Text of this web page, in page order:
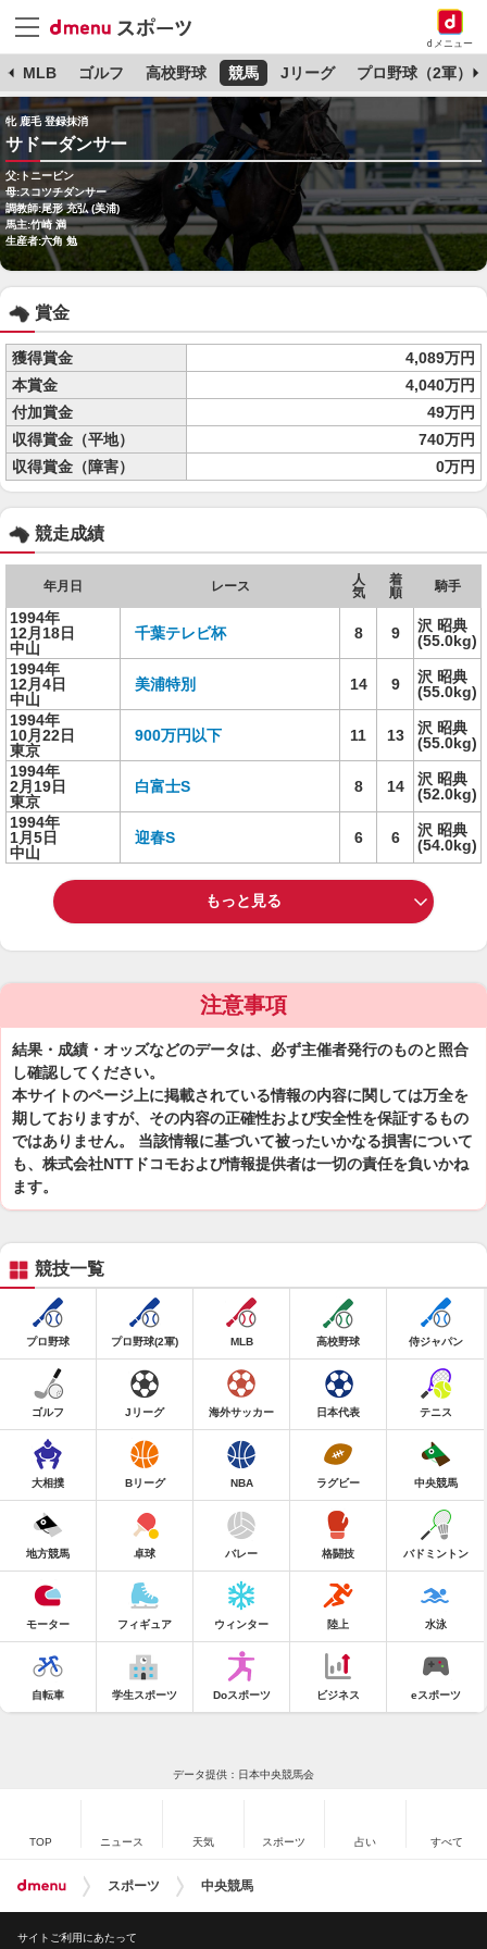
dメニュー
MLB ゴルフ 高校野球 競馬 Jリーグ プロ野球（2軍）
牝 鹿毛 登録抹消
サドーダンサー
父:トニービン
母:スコツチダンサー
調教師:尾形 充弘 (美浦)
馬主:竹崎 満
生産者:六角 勉
賞金
獲得賞金
4,089万円
本賞金
4,040万円
付加賞金
49万円
収得賞金（平地）
740万円
収得賞金（障害）
0万円
競走成績
年月日 レース
人
気
着
順
騎手
1994年
12月18日
中山
千葉テレビ杯 8 9
沢 昭典
(55.0kg)
1994年
12月4日
中山
美浦特別 14 9
沢 昭典
(55.0kg)
1994年
10月22日
東京
900万円以下 11 13
沢 昭典
(55.0kg)
1994年
2月19日
東京
白富士S 8 14
沢 昭典
(52.0kg)
1994年
1月5日
中山
迎春S 6 6
沢 昭典
(54.0kg)
もっと見る
注意事項
結果・成績・オッズなどのデータは、必ず主催者発行のものと照合
し確認してください。
本サイトのページ上に掲載されている情報の内容に関しては万全を
期しておりますが、その内容の正確性および安全性を保証するもの
ではありません。 当該情報に基づいて被ったいかなる損害について
も、株式会社NTTドコモおよび情報提供者は一切の責任を負いかね
ます。
競技一覧
プロ野球 プロ野球(2軍) MLB 高校野球 侍ジャパン
ゴルフ Jリーグ 海外サッカー 日本代表 テニス
大相撲 Bリーグ NBA ラグビー 中央競馬
地方競馬 卓球 バレー 格闘技 バドミントン
モーター フィギュア ウィンター 陸上 水泳
自転車 学生スポーツ Doスポーツ ビジネス eスポーツ
データ提供：日本中央競馬会
TOP ニュース 天気 スポーツ 占い すべて
スポーツ 中央競馬
サイトご利用にあたって